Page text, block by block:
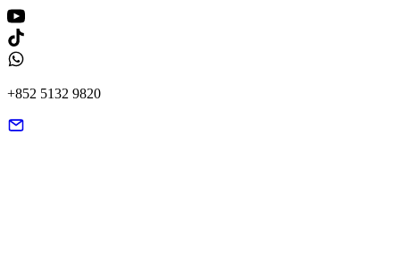
+852 5132 9820